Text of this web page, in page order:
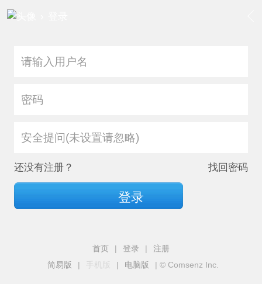
安全提问(未设置请忽略)
还没有注册？ 找回密码
登录
首页 | 登录 |
注册
简易版
| 手机版 | 电脑版 | © Comsenz Inc.